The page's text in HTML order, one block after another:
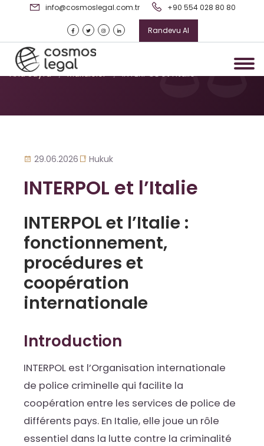
info@cosmoslegal.com.tr +90 554 028 80 80
Randevu Al
INTERPOL et l’Italie
Ana Sayfa / Makaleler / INTERPOL et l’Italie
29.06.2026 Hukuk
INTERPOL et l’Italie
INTERPOL et l’Italie :
fonctionnement,
procédures et
coopération
internationale
Introduction
INTERPOL est l’Organisation internationale
de police criminelle qui facilite la
coopération entre les services de police de
différents pays. En Italie, elle joue un rôle
essentiel dans la lutte contre la criminalité